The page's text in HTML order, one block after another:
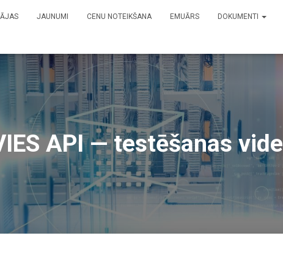
JAUNUMI CENU NOTEIKŠANA EMUĀRS DOKUMENTI
API — testēšanas vide